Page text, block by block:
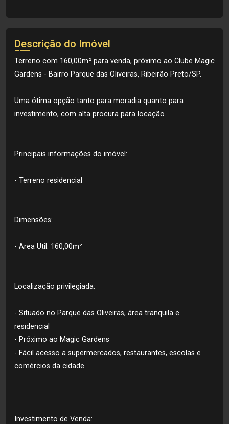
Descrição do Imóvel
Terreno com 160,00m² para venda, próximo ao Clube Magic
Gardens - Bairro Parque das Oliveiras, Ribeirão Preto/SP.
Uma ótima opção tanto para moradia quanto para
investimento, com alta procura para locação.
Principais informações do imóvel:
- Terreno residencial
Dimensões:
- Area Util: 160,00m²
Localização privilegiada:
- Situado no Parque das Oliveiras, área tranquila e
residencial
- Próximo ao Magic Gardens
- Fácil acesso a supermercados, restaurantes, escolas e
comércios da cidade
Investimento de Venda: